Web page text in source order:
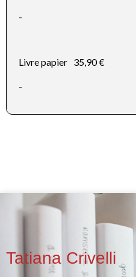
-
Livre papier 35,90 €
-
Tatiana Crivelli